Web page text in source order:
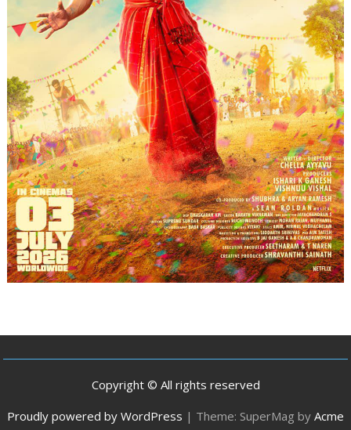
Copyright © All rights reserved
Proudly powered by WordPress | Theme: SuperMag by Acme